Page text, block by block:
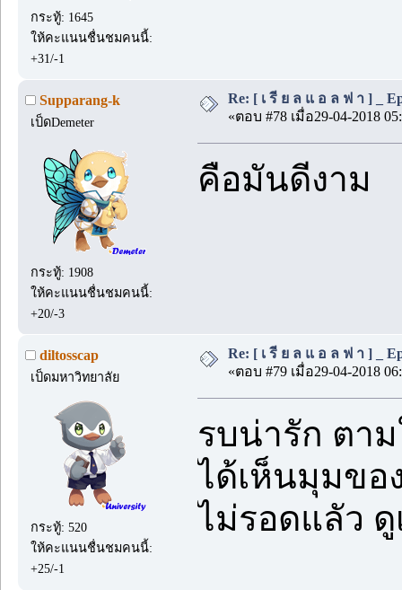
กระทู้: 1645
ให้คะแนนชื่นชมคนนี้:
+31/-1
Supparang-k
เป็ดDemeter
กระทู้: 1908
ให้คะแนนชื่นชมคนนี้:
+20/-3
Re: [ เ รี ย ล แ อ ล ฟ า ] _
«ตอบ #78 เมื่อ29-04-2018
คือมันดีงาม
diltosscap
เป็ดมหาวิทยาลัย
กระทู้: 520
ให้คะแนนชื่นชมคนนี้:
+25/-1
Re: [ เ รี ย ล แ อ ล ฟ า ] _
«ตอบ #79 เมื่อ29-04-2018
รบน่ารัก ตา
ได้เห็นมุมขอ
ไม่รอดแลัว